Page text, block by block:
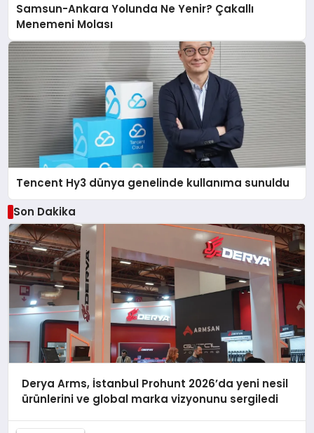
Samsun-Ankara Yolunda Ne Yenir? Çakallı
Menemeni Molası
Tencent Hy3 dünya genelinde kullanıma sunuldu
Son Dakika
Derya Arms, İstanbul Prohunt 2026’da yeni nesil
ürünlerini ve global marka vizyonunu sergiledi